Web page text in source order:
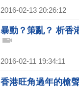
2016-02-13 20:26:12
暴動？策亂？ 析香
2016-02-11 19:34:11
香港旺角過年的槍